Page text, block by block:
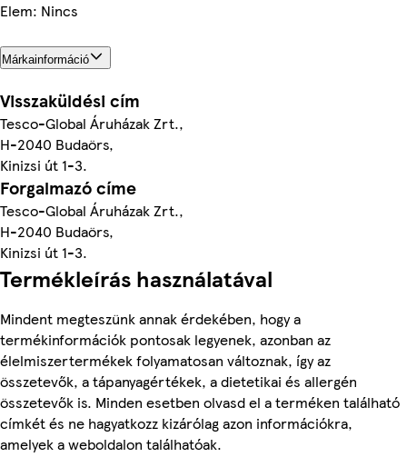
Elem: Nincs
Márkainformáció
Visszaküldési cím
Tesco-Global Áruházak Zrt.,
H-2040 Budaörs,
Kinizsi út 1-3.
Forgalmazó címe
Tesco-Global Áruházak Zrt.,
H-2040 Budaörs,
Kinizsi út 1-3.
Termékleírás használatával
Mindent megteszünk annak érdekében, hogy a
termékinformációk pontosak legyenek, azonban az
élelmiszertermékek folyamatosan változnak, így az
összetevők, a tápanyagértékek, a dietetikai és allergén
összetevők is. Minden esetben olvasd el a terméken található
címkét és ne hagyatkozz kizárólag azon információkra,
amelyek a weboldalon találhatóak.